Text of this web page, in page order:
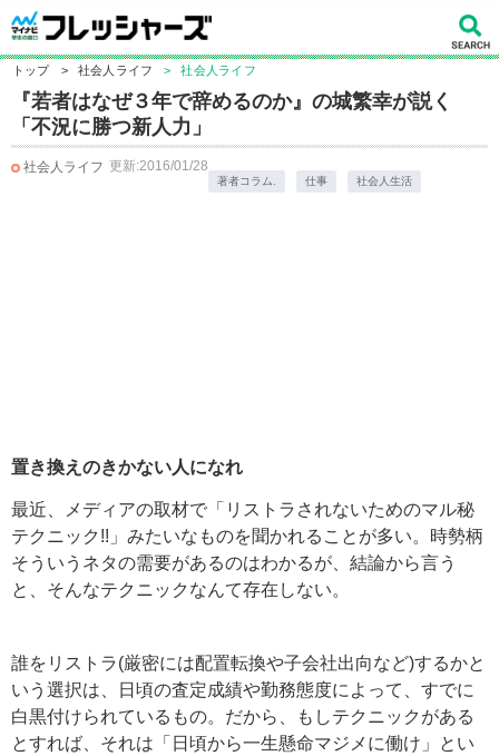
トップ > 社会人ライフ > 社会人ライフ
『若者はなぜ３年で辞めるのか』の城繁幸が説く
「不況に勝つ新人力」
社会人ライフ 更新:2016/01/28
著者コラム. 仕事 社会人生活
置き換えのきかない人になれ
最近、メディアの取材で「リストラされないためのマル秘
テクニック!!」みたいなものを聞かれることが多い。時勢柄
そういうネタの需要があるのはわかるが、結論から言う
と、そんなテクニックなんて存在しない。
誰をリストラ(厳密には配置転換や子会社出向など)するかと
いう選択は、日頃の査定成績や勤務態度によって、すでに
白黒付けられているもの。だから、もしテクニックがある
とすれば、それは「日頃から一生懸命マジメに働け」とい